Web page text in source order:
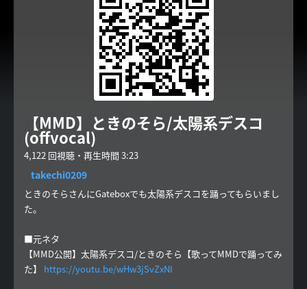
【MMD】ときのそら/太陽系デスコ
(offvocal)
4,122 回視聴・再生時間 3:23
takechi0209
ときのそらさんにGateboxでも太陽系デスコを踊ってもらいまし
た。
■元ネタ
【MMD公開】太陽系デスコ/ときのそら【歌ってMMDで踊ってみ
た】 https://youtu.be/wHw3jSvZxNI